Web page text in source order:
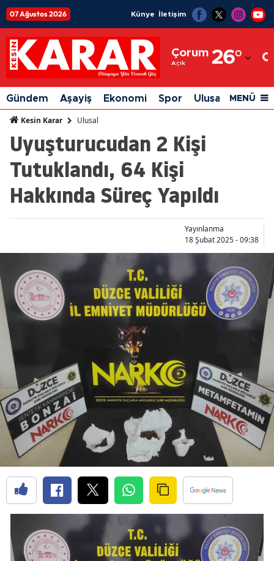
07 Ağustos 2026 Künye İletişim
Çorum
Açık 26°
Adıyaman
Afyonkarahisar
Ağrı
Amasya
Antalya
Aydın
Bilecik
Bingöl
Bolu
Burdur
Bursa
Çanakkale
Çankırı
Çorum
Denizli
Diyarbakır
Gündem Aşayiş Ekonomi Spor Ulusal Siyaset
MENÜ
Kesin Karar Ulusal
Uyuşturucudan 2 Kişi
Tutuklandı, 64 Kişi
Hakkında Süreç Yapıldı
Yayınlanma
18 Şubat 2025 - 09:38